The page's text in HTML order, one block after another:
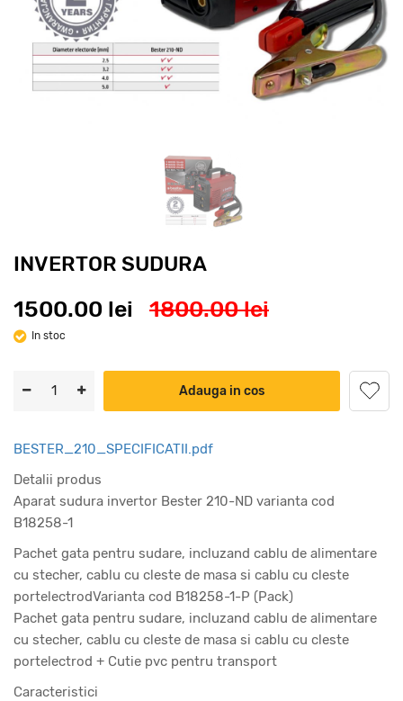
INVERTOR SUDURA
1500.00 lei 1800.00 lei
In stoc
Adauga in cos
BESTER_210_SPECIFICATII.pdf
Detalii produs
Aparat sudura invertor Bester 210-ND varianta cod
B18258-1
Pachet gata pentru sudare, incluzand cablu de alimentare
cu stecher, cablu cu cleste de masa si cablu cu cleste
portelectrodVarianta cod B18258-1-P (Pack)
Pachet gata pentru sudare, incluzand cablu de alimentare
cu stecher, cablu cu cleste de masa si cablu cu cleste
portelectrod + Cutie pvc pentru transport
Caracteristici